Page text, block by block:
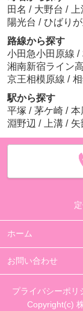
田名 / 大野台 /
陽光台 / ひばり
路線から探す
小田急小田原線 /
湘南新宿ライン
京王相模原線 /
駅から探す
平塚 / 茅ケ崎 / 本
淵野辺 / 上溝 / 矢
ホーム
お問い合わせ
プライバシーポリ
Copyright(c)